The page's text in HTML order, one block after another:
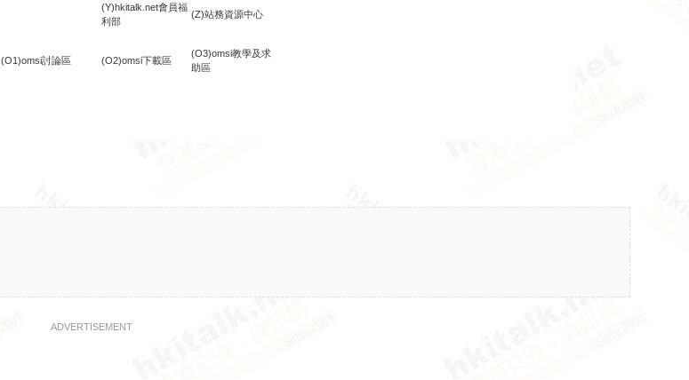
(Y)hkitalk.net會員福
利部
(Z)站務資源中心
(O1)omsi討論區 (O2)omsi下載區
(O3)omsi教學及求
助區
ADVERTISEMENT